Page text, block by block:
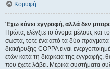
Κορυφή
Έχω κάνει εγγραφή, αλλά δεν
Πρώτα, ελέγξτε το όνομα μέλους και
σωστά, τότε ένα από τα δύο πράγματα
διακήρυξης COPPA είναι
ετών κατά τη διάρκεια της εγγραφής,
που έχετε λάβει. Μερικά συστήματα